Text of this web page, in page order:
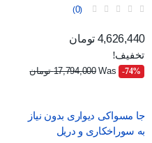
قوی و شلنگ بلند
0
قیمت عادی
قیمت
4,626,440 تومان
تخفیف!
‎-74%
Was 17,794,000 تومان
جا مسواکی دیواری بدون نیاز
به سوراخکاری و دریل